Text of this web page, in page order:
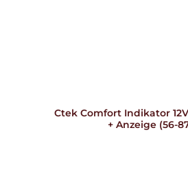
Ctek Comfort Indikator
+ Anzeige (56-